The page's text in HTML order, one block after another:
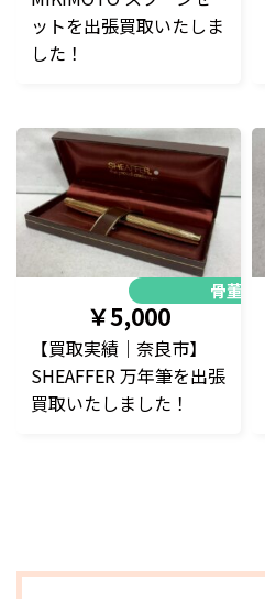
ットを出張買取いたしま
した！
骨董品
￥5,000
【買取実績｜奈良市】
SHEAFFER 万年筆を出張
買取いたしました！